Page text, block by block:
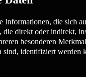
Informationen, die sich
die direkt oder indirekt,
besonderen
sind, identifiziert werden